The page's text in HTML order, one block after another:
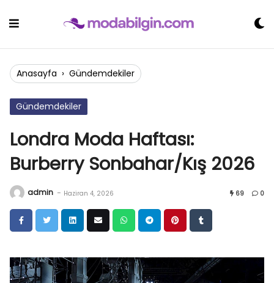
Anasayfa › Gündemdekiler
Gündemdekiler
Londra Moda Haftası:
Burberry Sonbahar/Kış 2026
admin - Haziran 4, 2026 69 0